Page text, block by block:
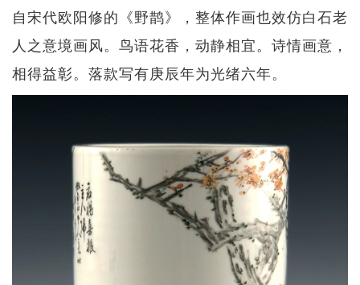
自宋代欧阳修的《野鹊》，整体作画也效仿白石老
人之意境画风。鸟语花香，动静相宜。诗情画意，
相得益彰。落款写有庚辰年为光绪六年。